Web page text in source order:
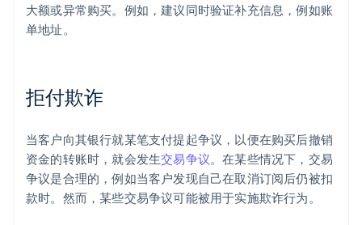
大额或异常购买。例如，建议同时验证补充信息，例如账
单地址。
拒付欺诈
当客户向其银行就某笔支付提起争议，以便在购买后撤销
资金的转账时，就会发生交易争议。在某些情况下，交易
争议是合理的，例如当客户发现自己在取消订阅后仍被扣
款时。然而，某些交易争议可能被用于实施欺诈行为。